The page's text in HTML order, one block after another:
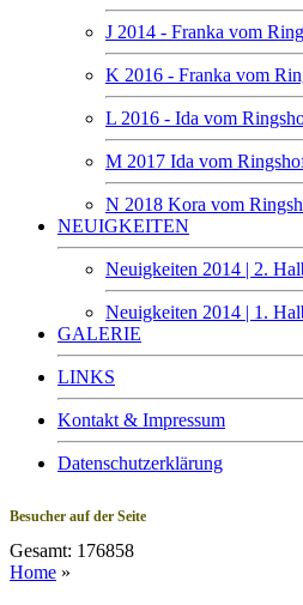
J 2014 - Franka vom
K 2016 - Franka vom
L 2016 - Ida vom
M 2017 Ida vom
N 2018 Kora vom
NEUIGKEITEN
Neuigkeiten 2014 | 2.
Neuigkeiten 2014 | 1.
GALERIE
LINKS
Kontakt & Impressum
Datenschutzerklärung
Besucher auf der Seite
Gesamt: 176858
Home »